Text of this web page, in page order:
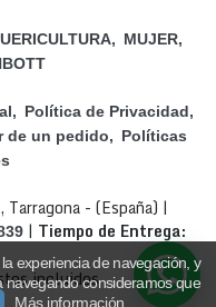
MUJER
Política de Privacidad
de un pedido
Políticas
- (España) |
| Tiempo de Entrega:
incluidos
experiencia de navegación, y
navegando consideramos que
Más información